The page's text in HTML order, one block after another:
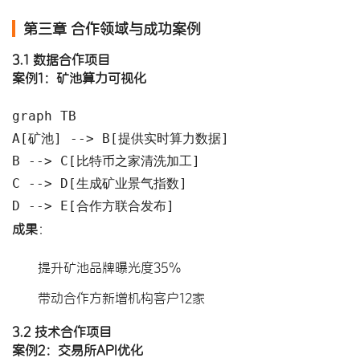
第三章 合作领域与成功案例
3.1 数据合作项目
案例1：矿池算力可视化
graph TB
A[矿池] --> B[提供实时算力数据]
B --> C[比特币之家清洗加工]
C --> D[生成矿业景气指数]
D --> E[合作方联合发布]
成果​：
提升矿池品牌曝光度35%
带动合作方新增机构客户12家
3.2 技术合作项目
案例2：交易所API优化